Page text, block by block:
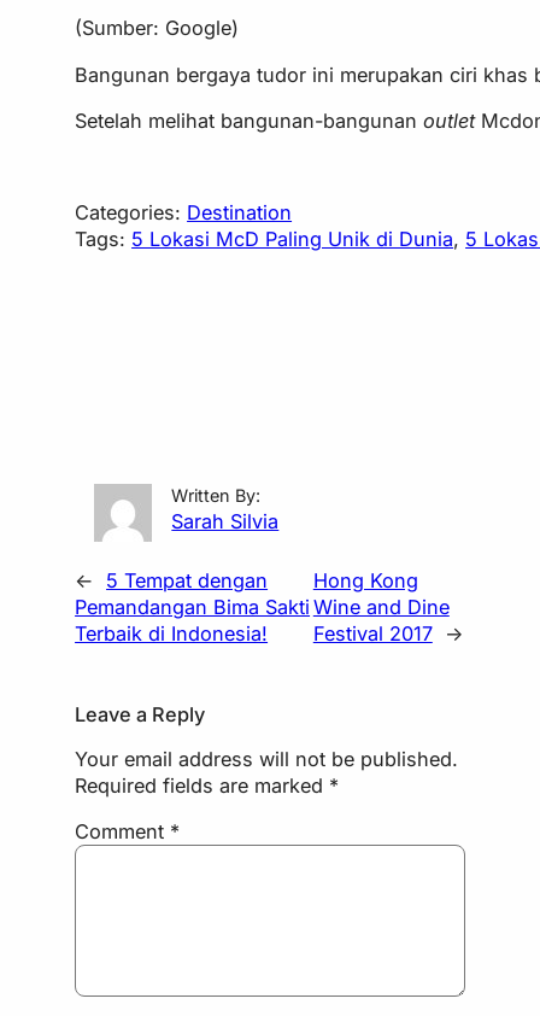
(Sumber: Google)
Bangunan bergaya tudor ini merupakan ciri
Setelah melihat bangunan-bangunanoutlet
Categories: Destination
Tags: 5 Lokasi McD Paling Unik di Dunia, 5
Written By:
Sarah Silvia
←
5 Tempat dengan
Pemandangan Bima Sakti
Terbaik di Indonesia!
Hong Kong
Wine and Dine
Festival 2017
→
Leave a Reply
Your email address will not be published.
Required fields are marked *
Comment *